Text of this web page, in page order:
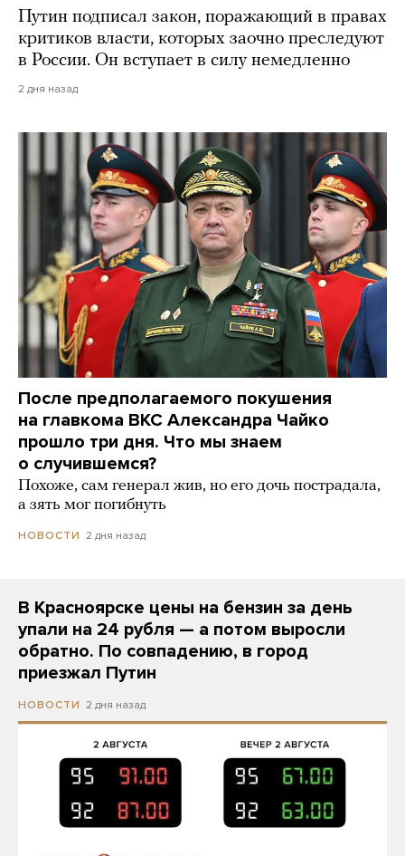
Путин подписал закон, поражающий в правах
критиков власти, которых заочно преследуют
в России. Он вступает в силу немедленно
2 дня назад
После предполагаемого покушения
на главкома ВКС Александра Чайко
прошло три дня. Что мы знаем
о случившемся?
Похоже, сам генерал жив, но его дочь пострадала,
а зять мог погибнуть
НОВОСТИ 2 дня назад
В Красноярске цены на бензин за день
упали на 24 рубля — а потом выросли
обратно. По совпадению, в город
приезжал Путин
НОВОСТИ 2 дня назад